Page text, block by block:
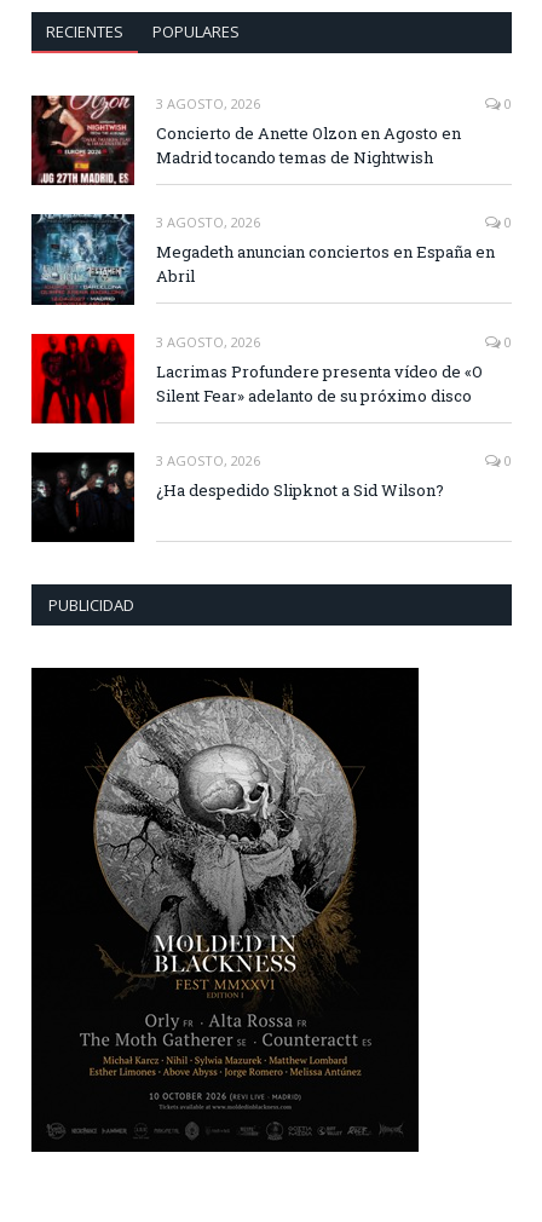
RECIENTES POPULARES
3 AGOSTO, 2026 0
Concierto de Anette Olzon en Agosto en
Madrid tocando temas de Nightwish
3 AGOSTO, 2026 0
Megadeth anuncian conciertos en España en
Abril
3 AGOSTO, 2026 0
Lacrimas Profundere presenta vídeo de «O
Silent Fear» adelanto de su próximo disco
3 AGOSTO, 2026 0
¿Ha despedido Slipknot a Sid Wilson?
PUBLICIDAD